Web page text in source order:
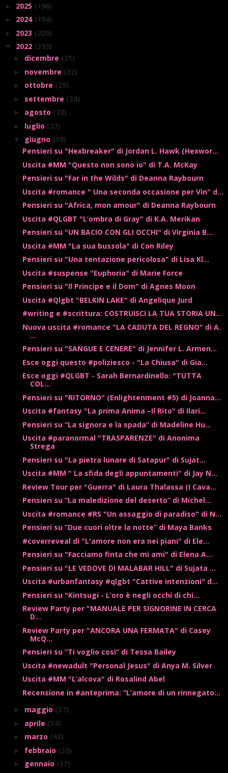
► 2025 (196)
► 2024 (194)
► 2023 (230)
▼ 2022 (393)
► dicembre (21)
► novembre (32)
► ottobre (29)
► settembre (34)
► agosto (22)
► luglio (27)
▼ giugno (38)
Pensieri su "Hexbreaker" di Jordan L. Hawk (Hexwor...
Uscita #MM "Questo non sono io" di T.A. McKay
Pensieri su "Far in the Wilds" di Deanna Raybourn
Uscita #romance " Una seconda occasione per Vin" d...
Pensieri su "Africa, mon amour" di Deanna Raybourn
Uscita #QLGBT "L’ombra di Gray" di K.A. Merikan
Pensieri su "UN BACIO CON GLI OCCHI" di Virginia B...
Uscita #MM "La sua bussola" di Con Riley
Pensieri su "Una tentazione pericolosa" di Lisa Kl...
Uscita #suspense "Euphoria" di Marie Force
Pensieri su "Il Principe e il Dom" di Agnes Moon
Uscita #Qlgbt "BELKIN LAKE" di Angelique Jurd
#writing e #scrittura: COSTRUISCI LA TUA STORIA UN...
Nuova uscita #romance "LA CADUTA DEL REGNO" di A.
...
Pensieri su "SANGUE E CENERE" di Jennifer L. Armen...
Esce oggi questo #poliziesco - "La Chiusa" di Gia...
Esce oggi #QLGBT - Sarah Bernardinello: "TUTTA
COL...
Pensieri su "RITORNO" (Enlightenment #5) di Joanna...
Uscita #fantasy "La prima Anima –Il Rito" di Ilari...
Pensieri su “La signora e la spada” di Madeline Hu...
Uscita #paranormal "TRASPARENZE" di Anonima
Strega
Pensieri su "La pietra lunare di Satapur" di Sujat...
Uscita #MM " La sfida degli appuntamenti" di Jay N...
Review Tour per "Guerra" di Laura Thalassa (I Cava...
Pensieri su “La maledizione del deserto” di Michel...
Uscita #romance #RS "Un assaggio di paradiso" di N...
Pensieri su “Due cuori oltre la notte” di Maya Banks
#coverreveal di "L'amore non era nei piani" di Ele...
Pensieri su "Facciamo finta che mi ami" di Elena A...
Pensieri su "LE VEDOVE DI MALABAR HILL" di Sujata ...
Uscita #urbanfantasy #qlgbt "Cattive intenzioni" d...
Pensieri su "Kintsugi - L’oro è negli occhi di chi...
Review Party per "MANUALE PER SIGNORINE IN CERCA
D...
Review Party per "ANCORA UNA FERMATA" di Casey
McQ...
Pensieri su “Ti voglio così” di Tessa Bailey
Uscita #newadult "Personal Jesus" di Anya M. Silver
Uscita #MM "L’alcova" di Rosalind Abel
Recensione in #anteprima: “L’amore di un rinnegato...
► maggio (37)
► aprile (34)
► marzo (43)
► febbraio (39)
► gennaio (37)